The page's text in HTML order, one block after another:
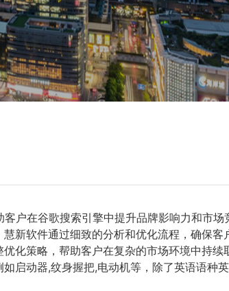
户在谷歌搜索引擎中提升品牌影响力和市场
新软件通过细致的分析和优化流程，确保客
化策略，帮助客户在复杂的市场环境中持续
启动器,纹身握把,电动机等，除了英语语种